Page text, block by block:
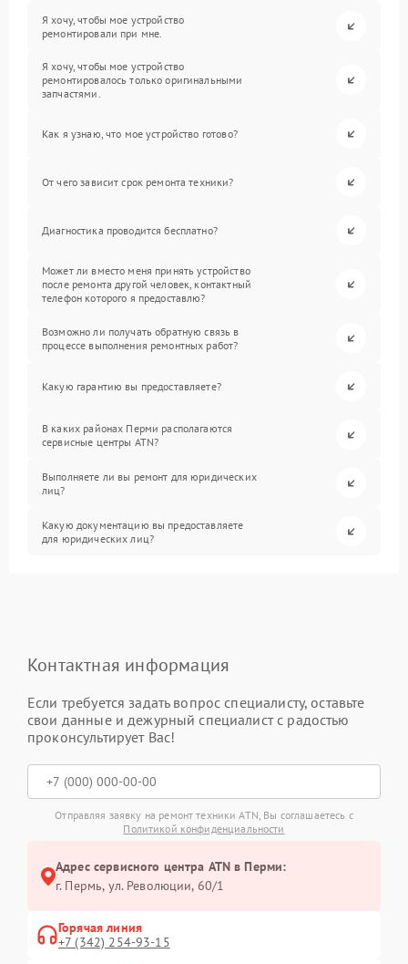
Я хочу, чтобы мое устройство
ремонтировали при мне.
Я хочу, чтобы мое устройство
ремонтировалось только оригинальными
запчастями.
Как я узнаю, что мое устройство готово?
От чего зависит срок ремонта техники?
Диагностика проводится бесплатно?
Может ли вместо меня принять устройство
после ремонта другой человек, контактный
телефон которого я предоставлю?
Возможно ли получать обратную связь в
процессе выполнения ремонтных работ?
Какую гарантию вы предоставляете?
В каких районах Перми располагаются
сервисные центры ATN?
Выполняете ли вы ремонт для юридических
лиц?
Какую документацию вы предоставляете
для юридических лиц?
Контактная информация
Если требуется задать вопрос специалисту, оставьте
свои данные и дежурный специалист с радостью
проконсультирует Вас!
Отправляя заявку на ремонт техники ATN, Вы соглашаетесь с
Политикой конфиденциальности
Адрес сервисного центра ATN в Перми:
г. Пермь, ул. ​Революции, 60/1
Горячая линия
+7 (342) 254-93-15